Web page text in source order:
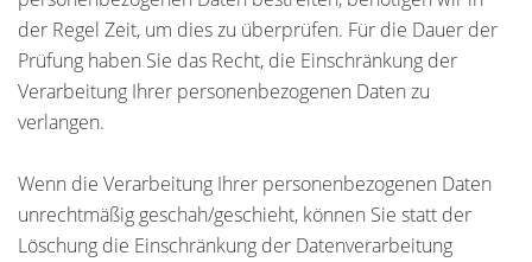
der Regel Zeit, um dies zu überprüfen. Für die Dauer der
Prüfung haben Sie das Recht, die Einschränkung der
Verarbeitung Ihrer personenbezogenen Daten zu
verlangen.
Wenn die Verarbeitung Ihrer personenbezogenen Daten
unrechtmäßig geschah/geschieht, können Sie statt der
Löschung die Einschränkung der Datenverarbeitung